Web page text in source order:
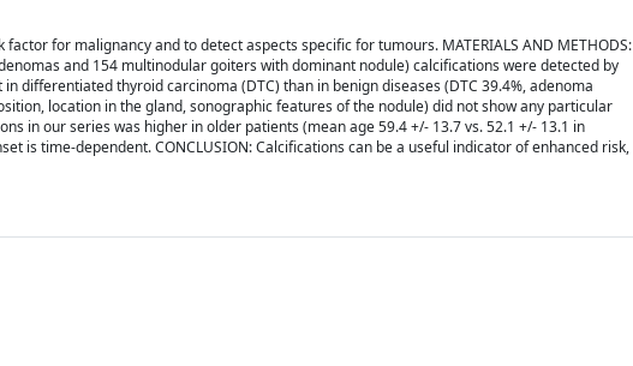
for malignancy and to detect aspects specific for tumours. MATERIALS AND METHODS:
and 154 multinodular goiters with dominant nodule) calcifications were detected by
differentiated thyroid carcinoma (DTC) than in benign diseases (DTC 39.4%, adenoma
location in the gland, sonographic features of the nodule) did not show any particular
in our series was higher in older patients (mean age 59.4 +/- 13.7 vs. 52.1 +/- 13.1 in
is time-dependent. CONCLUSION: Calcifications can be a useful indicator of enhanced risk,